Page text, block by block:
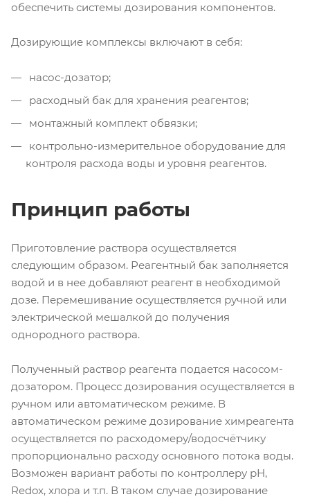
обеспечить системы дозирования компонентов.
Дозирующие комплексы включают в себя:
насос-дозатор;
расходный бак для хранения реагентов;
монтажный комплект обвязки;
контрольно-измерительное оборудование для
контроля расхода воды и уровня реагентов.
Принцип работы
Приготовление раствора осуществляется
следующим образом. Реагентный бак заполняется
водой и в нее добавляют реагент в необходимой
дозе. Перемешивание осуществляется ручной или
электрической мешалкой до получения
однородного раствора.
Полученный раствор реагента подается насосом-
дозатором. Процесс дозирования осуществляется в
ручном или автоматическом режиме. В
автоматическом режиме дозирование химреагента
осуществляется по расходомеру/водосчётчику
пропорционально расходу основного потока воды.
Возможен вариант работы по контроллеру рН,
Redox, хлора и т.п. В таком случае дозирование